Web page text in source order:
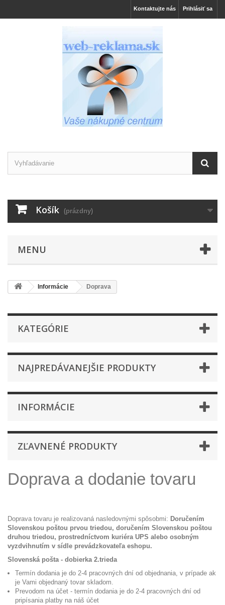
Prihlásiť sa
Kontaktujte nás
Košík (prázdny)
MENU
Informácie Doprava
KATEGÓRIE
NAJPREDÁVANEJŠIE PRODUKTY
INFORMÁCIE
ZĽAVNENÉ PRODUKTY
Doprava a dodanie tovaru
Doprava tovaru je realizovaná nasledovnými spôsobmi: Doručením
Slovenskou poštou prvou triedou, doručením Slovenskou poštou
druhou triedou, prostredníctvom kuriéra UPS alebo osobným
vyzdvihnutím v sídle prevádzkovateľa eshopu.
Slovenská pošta - dobierka 2.trieda
Termín dodania je do 2-4 pracovných dní od objednania, v prípade ak
je Vami objednaný tovar skladom.
Prevodom na účet - termín dodania je do 2-4 pracovných dní od
pripísania platby na náš účet